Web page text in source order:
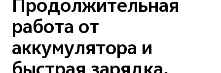
Продолжительная
работа от
аккумулятора и